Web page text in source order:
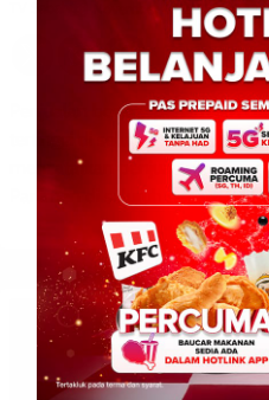
November 4, 2022 0
Penjualan borang penamaan
tertinggi di seluruh negara
mencatatkan penjualan
Parlimen di seluruh negara […]